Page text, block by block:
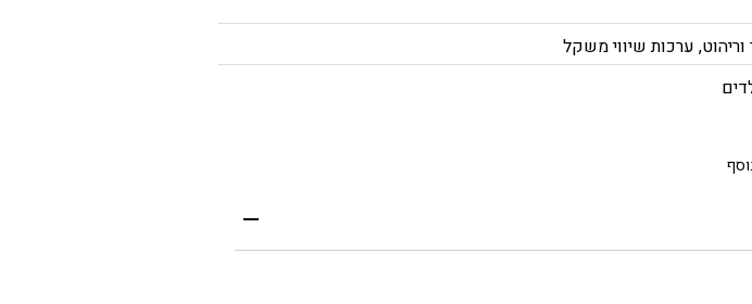
, ערכות שיווי משקל